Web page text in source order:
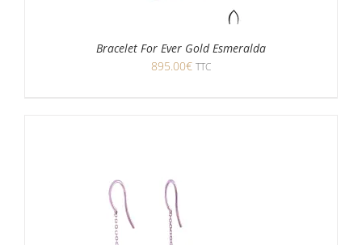
Bracelet For Ever Gold Esmeralda
895.00€ TTC